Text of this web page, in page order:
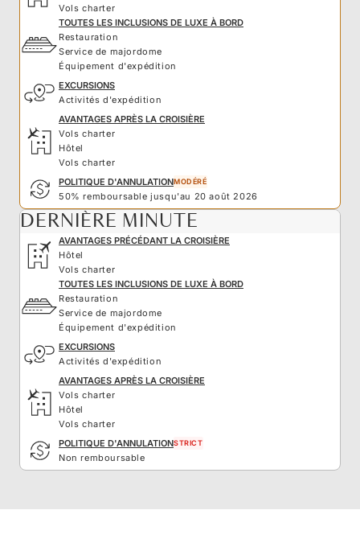
Vols charter
TOUTES LES INCLUSIONS DE LUXE À BORD
Restauration
Service de majordome
Équipement d'expédition
EXCURSIONS
Activités d'expédition
AVANTAGES APRÈS LA CROISIÈRE
Vols charter
Hôtel
Vols charter
POLITIQUE D'ANNULATIONMODÉRÉ
50% remboursable jusqu'au 20 août 2026
DERNIÈRE MINUTE
AVANTAGES PRÉCÉDANT LA CROISIÈRE
Hôtel
Vols charter
TOUTES LES INCLUSIONS DE LUXE À BORD
Restauration
Service de majordome
Équipement d'expédition
EXCURSIONS
Activités d'expédition
AVANTAGES APRÈS LA CROISIÈRE
Vols charter
Hôtel
Vols charter
POLITIQUE D'ANNULATIONSTRICT
Non remboursable